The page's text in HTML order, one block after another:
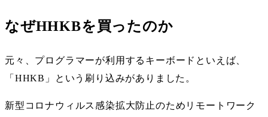
なぜHHKBを買ったのか
元々、プログラマーが利用するキーボードといえば、
「HHKB」という刷り込みがありました。
新型コロナウィルス感染拡大防止のためリモートワーク